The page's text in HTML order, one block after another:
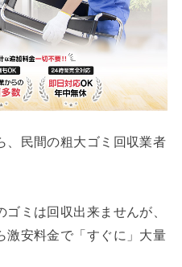
、民間の粗大ゴミ回収業者
ミは回収出来ませんが、
激安料金で「すぐに」大量